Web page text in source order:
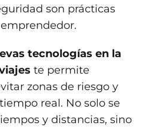
son prácticas
tecnologías en la
te permite
zonas de riesgo y
real. No solo se
y distancias, sino